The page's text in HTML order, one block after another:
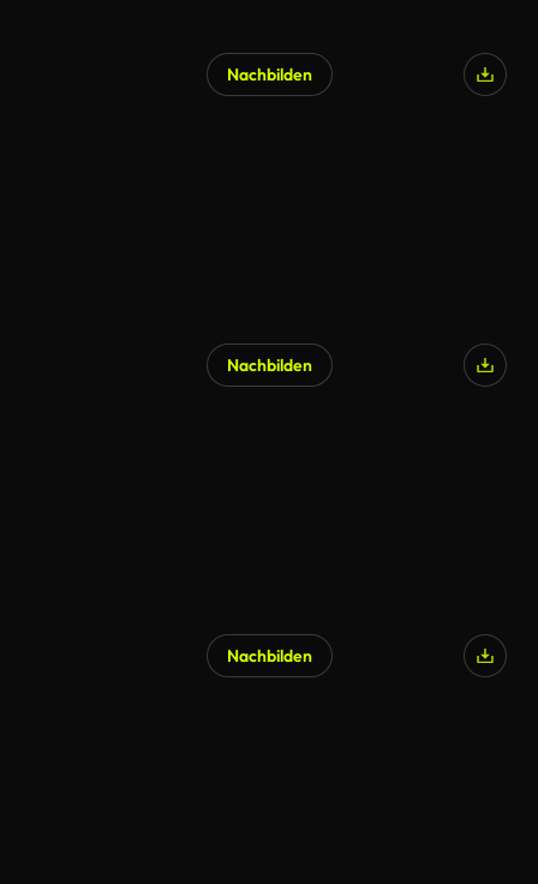
Nachbilden
Nachbilden
Nachbilden